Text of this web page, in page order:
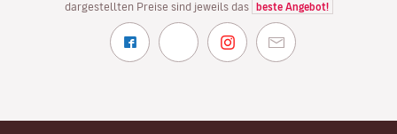
dargestellten Preise sind jeweils das
beste Angebot!